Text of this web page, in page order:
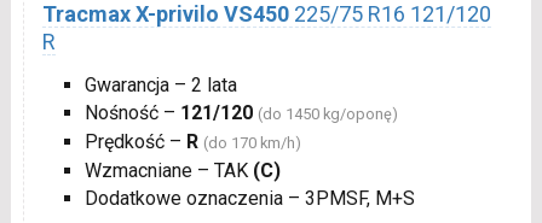
Tracmax X-privilo VS450 225/75 R16 121/120
R
Gwarancja – 2 lata
Nośność – 121/120 (do 1450 kg/oponę)
Prędkość – R (do 170 km/h)
Wzmacniane – TAK (C)
Dodatkowe oznaczenia – 3PMSF, M+S